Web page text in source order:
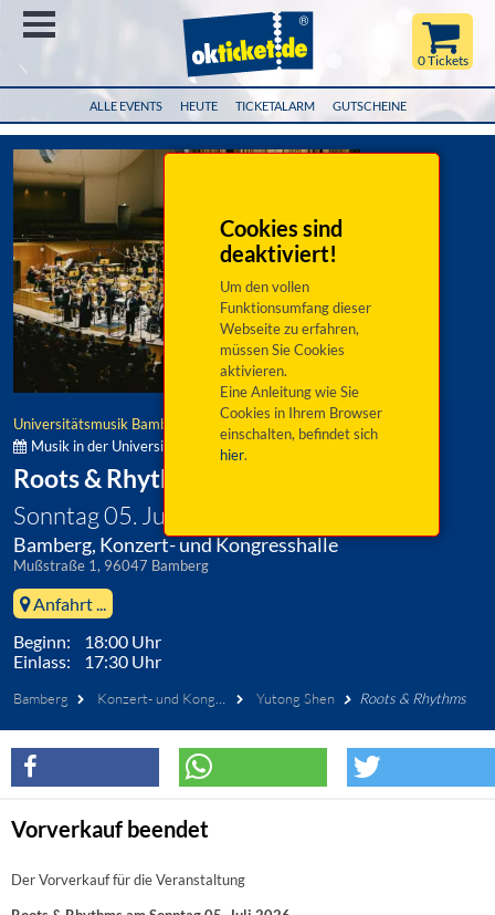
ALLE EVENTS HEUTE TICKETALARM GUTSCHEINE
0 Tickets
Cookies sind
deaktiviert!
Um den vollen
Funktionsumfang dieser
Webseite zu erfahren,
müssen Sie Cookies
aktivieren.
Eine Anleitung wie Sie
Cookies in Ihrem Browser
einschalten, befindet sich
hier.
Universitätsmusik Bamberg
Musik in der Universität Bamberg:
Roots & Rhythms
Sonntag 05. Juli 2026
Bamberg, Konzert- und Kongresshalle
Mußstraße 1, 96047 Bamberg
Anfahrt ...
Beginn: 18:00 Uhr
Einlass: 17:30 Uhr
Bamberg Konzert- und Kongresshalle Yutong Shen Roots & Rhythms
Vorverkauf beendet
Der Vorverkauf für die Veranstaltung